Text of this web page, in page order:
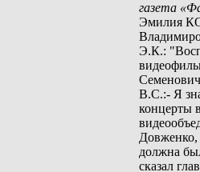
газета
Эмилия
Э.К.:
В.С.:- Я
концерты
Довженко,
должна
сказал